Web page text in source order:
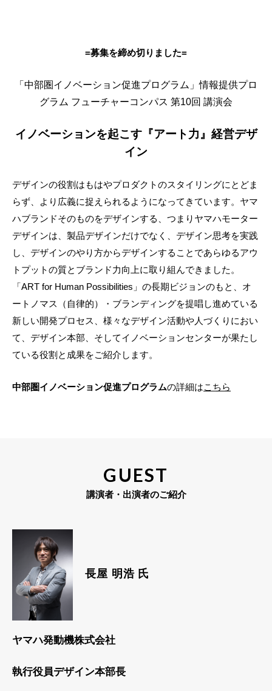
=募集を締め切りました=
「中部圏イノベーション促進プログラム」情報提供プロ
グラム フューチャーコンパス 第10回 講演会
イノベーションを起こす『アート力』経営デザ
イン
デザインの役割はもはやプロダクトのスタイリングにとどま
らず、より広義に捉えられるようになってきています。ヤマ
ハブランドそのものをデザインする、つまりヤマハモーター
デザインは、製品デザインだけでなく、デザイン思考を実践
し、デザインのやり方からデザインすることであらゆるアウ
トプットの質とブランド力向上に取り組んできました。
「ART for Human Possibilities」の長期ビジョンのもと、オ
ートノマス（自律的）・ブランディングを提唱し進めている
新しい開発プロセス、様々なデザイン活動や人づくりにおい
て、デザイン本部、そしてイノベーションセンターが果たし
ている役割と成果をご紹介します。
中部圏イノベーション促進プログラムの詳細はこちら
GUEST
講演者・出演者のご紹介
⾧屋 明浩 氏
ヤマハ発動機株式会社
執行役員デザイン本部⾧